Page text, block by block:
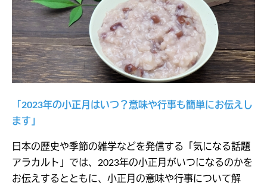
「2023年の小正月はいつ？意味や行事も簡単にお伝えし
ます」
日本の歴史や季節の雑学などを発信する「気になる話題
アラカルト」では、2023年の小正月がいつになるのかを
お伝えするとともに、小正月の意味や行事について解